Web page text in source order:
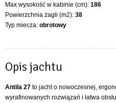
Max wysokość w kabinie (cm): 186
Powierzchnia żagli (m2): 38
Typ miecza: obrotowy
Opis jachtu
Antila 27 to jacht o nowoczesnej,
wyrafinowanych rozwiązań i łatwa